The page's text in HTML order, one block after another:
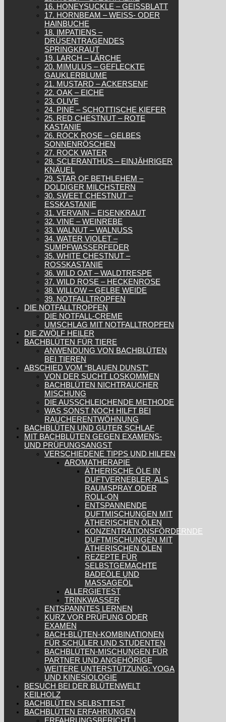
16. HONEYSUCKLE – GEISSBLATT
17. HORNBEAM – WEISS- ODER H
AINBUCHE
18. IMPATIENS –
DRÜSENTRAGENDES
SPRINGKRAUT
19. LARCH – LÄRCHE
20. MIMULUS – GEFLECKTE
GAUKLERBLUME
21. MUSTARD – ACKERSENF
22. OAK – EICHE
23. OLIVE
24. PINE – SCHOTTISCHE KIEFER
25. RED CHESTNUT – ROTE
KASTANIE
26. ROCK ROSE – GELBES
SONNENRÖSCHEN
27. ROCK WATER
28. SCLERANTHUS – EINJÄHRIGER
KNÄUEL
29. STAR OF BETHLEHEM –
DOLDIGER MILCHSTERN
30. SWEET CHESTNUT –
ESSKASTANIE
31. VERVAIN – EISENKRAUT
32. VINE – WEINREBE
33. WALNUT – WALNUSS
34. WATER VIOLET –
SUMPFWASSERFEDER
35. WHITE CHESTNUT –
ROSSKASTANIE
36. WILD OAT – WALDTRESPE
37. WILD ROSE – HECKENROSE
38. WILLOW – GELBE WEIDE
39. NOTFALLTROPFEN
DIE NOTFALLTROPFEN
DIE NOTFALL-CREME
UMSCHLAG MIT NOTFALLTROPFEN
DIE ZWÖLF HEILER
BACHBLÜTEN FÜR TIERE
ANWENDUNG VON BACHBLÜTEN
BEI TIEREN
ABSCHIED VOM “BLAUEN DUNST”
VON DER SUCHT LOSKOMMEN
BACHBLÜTEN NICHTRAUCHER
MISCHUNG
DIE AUSSCHLEICHENDE METHODE
WAS SONST NOCH HILFT BEI
RAUCHERENTWÖHNUNG
BACHBLÜTEN UND GUTER SCHLAF
MIT BACHBLÜTEN GEGEN EXAMENS-
UND PRÜFUNGSANGST
VERSCHIEDENE TIPPS UND HILFEN
AROMATHERAPIE
ÄTHERISCHE ÖLE IN
DUFTVERNEBLER, ALS
RAUMSPRAY ODER
ROLL-ON
ENTSPANNENDE
DUFTMISCHUNGEN MIT
ÄTHERISCHEN ÖLEN
KONZENTRATIONSFÖRDERNDE
DUFTMISCHUNGEN MIT
ÄTHERISCHEN ÖLEN
REZEPTE FÜR
SELBSTGEMACHTE
BADEÖLE UND
MASSAGEÖL
ALLERGIETEST
TRINKWASSER
ENTSPANNTES LERNEN
KURZ VOR PRÜFUNG ODER
EXAMEN
BACH-BLÜTEN-KOMBINATIONEN
FÜR SCHÜLER UND STUDENTEN
BACHBLÜTEN-MISCHUNGEN FÜR
PARTNER UND ANGEHÖRIGE
WEITERE UNTERSTÜTZUNG: YOGA
UND KINESIOLOGIE
BESUCH BEI DER BLÜTENWELT
KEILHOLZ
BACHBLÜTEN SELBSTTEST
BACHBLÜTEN ERFAHRUNGEN
ERFAHRUNGSBERICHT 1